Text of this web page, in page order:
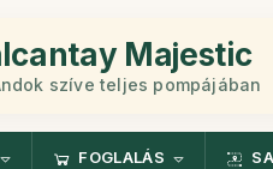
Majestic
szíve teljes pompájában
FOGLALÁS